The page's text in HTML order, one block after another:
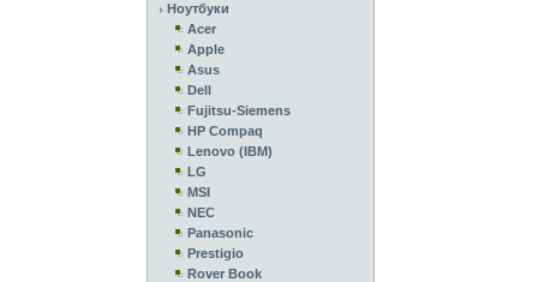
Ноутбуки
Acer
Apple
Asus
Dell
Fujitsu-Siemens
HP Compaq
Lenovo (IBM)
LG
MSI
NEC
Panasonic
Prestigio
Rover Book